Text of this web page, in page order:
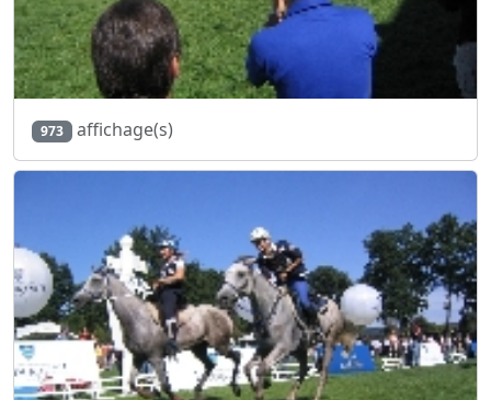
973 affichage(s)